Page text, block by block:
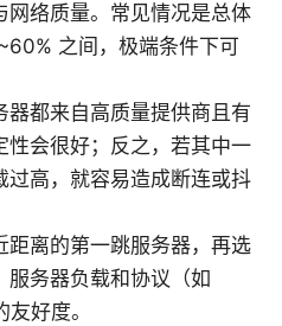
网络质量。常见情况是总体
之间，极端条件下可
器都来自高质量提供商且有
性会很好；反之，若其中一
过高，就容易造成断连或抖
距离的第一跳服务器，再选
务器负载和协议（如
好度。